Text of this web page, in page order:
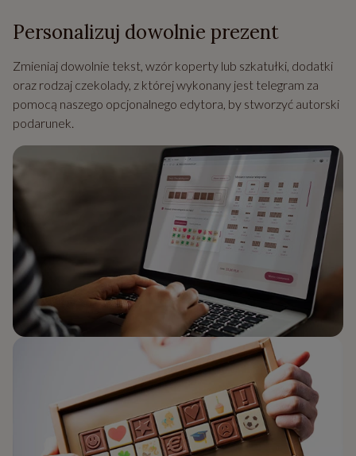
Personalizuj dowolnie prezent
Zmieniaj dowolnie tekst, wzór koperty lub szkatułki, dodatki
oraz rodzaj czekolady, z której wykonany jest telegram za
pomocą naszego opcjonalnego edytora, by stworzyć autorski
podarunek.